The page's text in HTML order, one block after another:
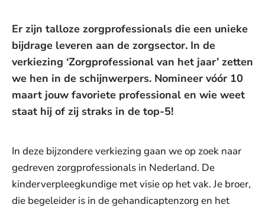
Er zijn talloze zorgprofessionals die een unieke
bijdrage leveren aan de zorgsector. In de
verkiezing ‘Zorgprofessional van het jaar’ zetten
we hen in de schijnwerpers. Nomineer vóór 10
maart jouw favoriete professional en wie weet
staat hij of zij straks in de top-5!
In deze bijzondere verkiezing gaan we op zoek naar
gedreven zorgprofessionals in Nederland. De
kinderverpleegkundige met visie op het vak. Je broer,
die begeleider is in de gehandicaptenzorg en het